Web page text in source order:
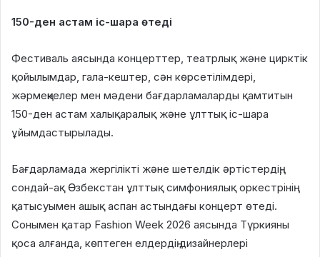
150-ден астам іс-шара өтеді
Фестиваль аясында концерттер, театрлық және цирктік
қойылымдар, гала-кештер, сән көрсетілімдері,
жәрмеңкелер мен мәдени бағдарламаларды қамтитын
150-ден астам халықаралық және ұлттық іс-шара
ұйымдастырылады.
Бағдарламада жергілікті және шетелдік әртістердің,
сондай-ақ Өзбекстан ұлттық симфониялық оркестрінің
қатысуымен ашық аспан астындағы концерт өтеді.
Сонымен қатар Fashion Week 2026 аясында Түркияны
қоса алғанда, көптеген елдердің дизайнерлері